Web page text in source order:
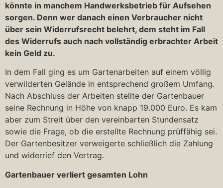
könnte in manchem Handwerksbetrieb für Aufsehen
sorgen. Denn wer danach einen Verbraucher nicht
über sein Widerrufsrecht belehrt, dem steht im Fall
des Widerrufs auch nach vollständig erbrachter Arbeit
kein Geld zu.
In dem Fall ging es um Gartenarbeiten auf einem völlig
verwilderten Gelände in entsprechend großem Umfang.
Nach Abschluss der Arbeiten stellte der Gartenbauer
seine Rechnung in Höhe von knapp 19.000 Euro. Es kam
aber zum Streit über den vereinbarten Stundensatz
sowie die Frage, ob die erstellte Rechnung prüffähig sei.
Der Gartenbesitzer verweigerte schließlich die Zahlung
und widerrief den Vertrag.
Gartenbauer verliert gesamten Lohn